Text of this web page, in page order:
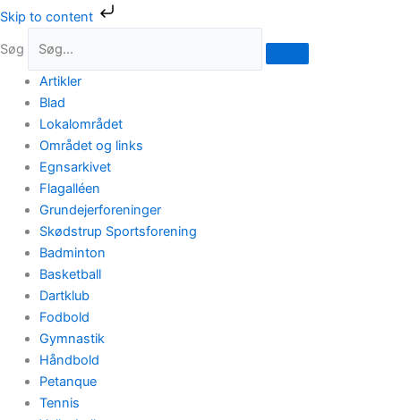
Skip to content
Gå
indholdet
Søg
Artikler
Blad
Lokalområdet
Området og links
Egnsarkivet
Flagalléen
Grundejerforeninger
Skødstrup Sportsforening
Badminton
Basketball
Dartklub
Fodbold
Gymnastik
Håndbold
Petanque
Tennis